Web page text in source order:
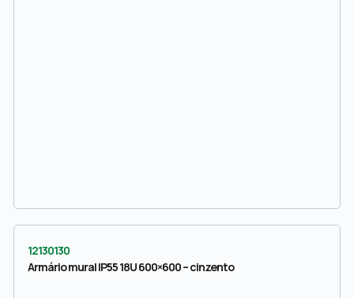
12130130
Armário mural IP55 18U 600×600 – cinzento